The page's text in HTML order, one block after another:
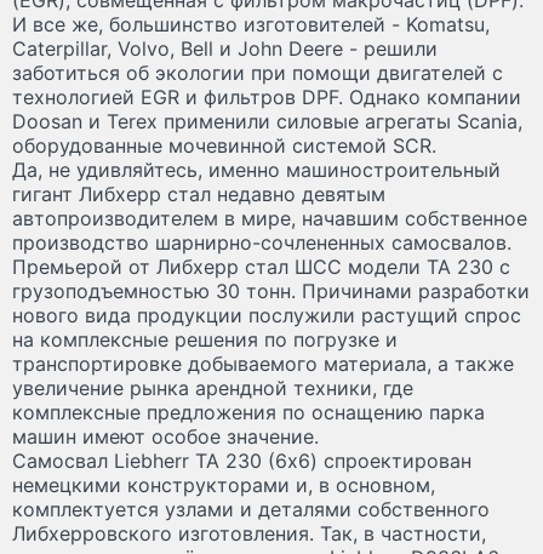
И все же, большинство изготовителей - Komatsu,
Caterpillar, Volvo, Bell и John Deere - решили
заботиться об экологии при помощи двигателей с
технологией EGR и фильтров DPF. Однако компании
Doosan и Terex применили силовые агрегаты Scania,
оборудованные мочевинной системой SCR.
Да, не удивляйтесь, именно машиностроительный
гигант Либхерр стал недавно девятым
автопроизводителем в мире, начавшим собственное
производство шарнирно-сочлененных самосвалов.
Премьерой от Либхерр стал ШСС модели TA 230 с
грузоподъемностью 30 тонн. Причинами разработки
нового вида продукции послужили растущий спрос
на комплексные решения по погрузке и
транспортировке добываемого материала, а также
увеличение рынка арендной техники, где
комплексные предложения по оснащению парка
машин имеют особое значение.
Самосвал Liebherr TA 230 (6х6) спроектирован
немецкими конструкторами и, в основном,
комплектуется узлами и деталями собственного
Либхерровского изготовления. Так, в частности,